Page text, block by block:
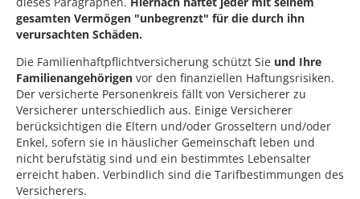
gesamten Vermögen "unbegrenzt" für die durch ihn
verursachten Schäden.
Die Familienhaftpflichtversicherung schützt Sie und Ihre
Familienangehörigen vor den finanziellen Haftungsrisiken.
Der versicherte Personenkreis fällt von Versicherer zu
Versicherer unterschiedlich aus. Einige Versicherer
berücksichtigen die Eltern und/oder Grosseltern und/oder
Enkel, sofern sie in häuslicher Gemeinschaft leben und
nicht berufstätig sind und ein bestimmtes Lebensalter
erreicht haben. Verbindlich sind die Tarifbestimmungen des
Versicherers.